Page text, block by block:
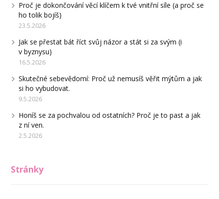
Proč je dokončování věcí klíčem k tvé vnitřní síle (a proč se
ho tolik bojíš)
23.5.2026
Jak se přestat bát říct svůj názor a stát si za svým (i
v byznysu)
16.5.2026
Skutečné sebevědomí: Proč už nemusíš věřit mýtům a jak
si ho vybudovat.
9.5.2026
Honíš se za pochvalou od ostatních? Proč je to past a jak
z ní ven.
2.5.2026
Stránky